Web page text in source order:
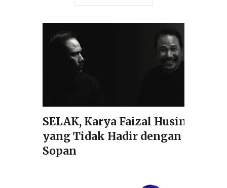
SELAK, Karya Faizal Husin
yang Tidak Hadir dengan
Sopan